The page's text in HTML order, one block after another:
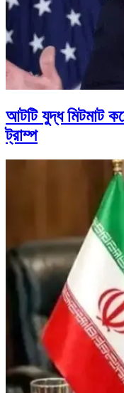
আটটি যুদ্ধ মিটমাট
ট্রাম্প